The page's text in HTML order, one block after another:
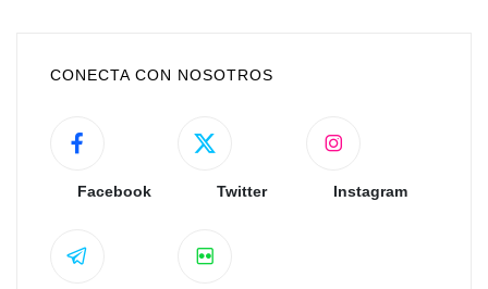
CONECTA CON NOSOTROS
Facebook Twitter Instagram